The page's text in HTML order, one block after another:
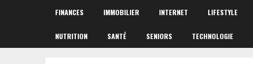
FINANCES IMMOBILIER INTERNET LIFESTYLE
NUTRITION SANTÉ SENIORS TECHNOLOGIE